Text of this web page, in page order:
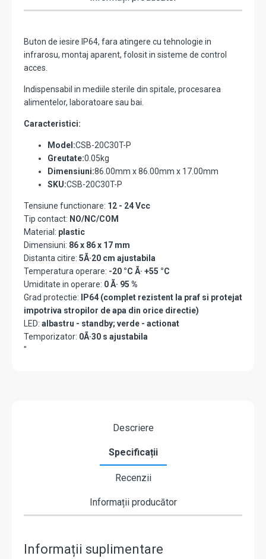
Buton de iesire IP64, fara atingere cu tehnologie in
infrarosu, montaj aparent, folosit in sisteme de control
acces.
Indispensabil in mediile sterile din spitale, procesarea
alimentelor, laboratoare sau bai.
Caracteristici:
Model:CSB-20C30T-P
Greutate:0.05kg
Dimensiuni:86.00mm x 86.00mm x 17.00mm
SKU:CSB-20C30T-P
Tensiune functionare: 12 - 24 Vcc
Tip contact: NO/NC/COM
Material: plastic
Dimensiuni: 86 x 86 x 17 mm
Distanta citire: 5Ã·20 cm ajustabila
Temperatura operare: -20 °C Ã· +55 °C
Umiditate in operare: 0 Ã· 95 %
Grad protectie:
IP64 (complet rezistent la praf si protejat
impotriva stropilor de apa din orice directie)
LED: albastru - standby; verde - actionat
Temporizator: 0Ã·30 s ajustabila
"
Descriere
Specificații
Recenzii
Informații producător
Informații suplimentare